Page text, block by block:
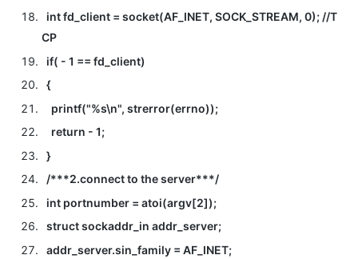
int fd_client = socket(AF_INET, SOCK_STREAM, 0); //T
CP
if( - 1 == fd_client)
{
printf("%s\n", strerror(errno));
return - 1;
}
/***2.connect to the server***/
int portnumber = atoi(argv[2]);
struct sockaddr_in addr_server;
addr_server.sin_family = AF_INET;